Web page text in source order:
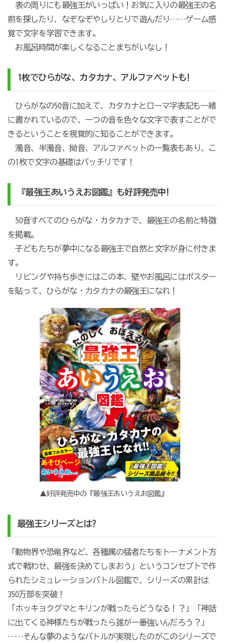
表の周りにも最強王がいっぱい！お気に入りの最強王の名
前を探したり、なぞなぞやしりとりで遊んだり……ゲーム感
覚で文字を学習できます。
お風呂時間が楽しくなることまちがいなし！
1枚でひらがな、カタカナ、アルファベットも!
ひらがなの50音に加えて、カタカナとローマ字表記も一緒
に書かれているので、一つの音を色々な文字で表すことがで
きるということを視覚的に知ることができます。
濁音、半濁音、拗音、アルファベットの一覧表もあり、こ
の1枚で文字の基礎はバッチリです！
『最強王あいうえお図鑑』も好評発売中!
50音すべてのひらがな・カタカナで、最強王の名前と特徴
を掲載。
子どもたちが夢中になる最強王で自然と文字が身に付きま
す。
リビングや持ち歩きにはこの本、壁やお風呂にはポスター
を貼って、ひらがな・カタカナの最強王になれ！
▲好評発売中の『最強王あいうえお図鑑』
最強王シリーズとは?
「動物界や恐竜界など、各種属の猛者たちをトーナメント方
式で戦わせ、最強を決めてしまおう」というコンセプトで作
られたシミュレーションバトル図鑑で、シリーズの累計は
350万部を突破！
「ホッキョクグマとキリンが戦ったらどうなる！？」「神話
に出てくる神様たちが戦ったら誰が一番強いんだろう？」
……そんな夢のようなバトルが実現したのがこのシリーズで